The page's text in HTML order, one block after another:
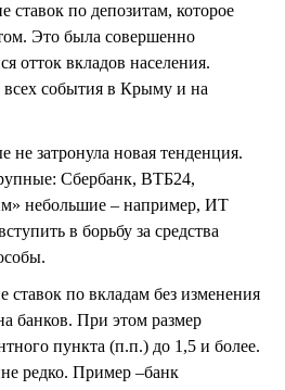
ставок по депозитам, которое
Это была совершенно
отток вкладов населения.
всех события в Крыму и на
не затронула новая тенденция.
Сбербанк, ВТБ24,
небольшие – например, ИТ
в борьбу за средства
по вкладам без изменения
банков. При этом размер
пункта (п.п.) до 1,5 и более.
редко. Пример –банк